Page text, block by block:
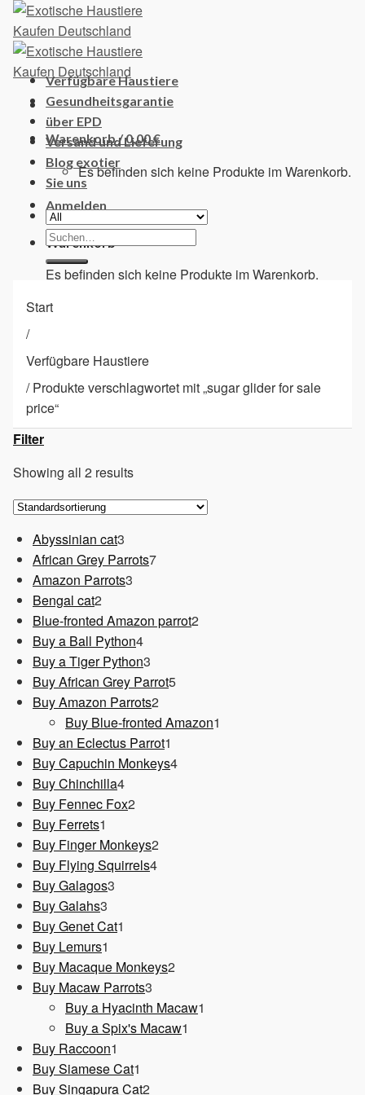
Skip
content
Warenkorb /0,00€
Es befinden sich keine Produkte im Warenkorb.
Anmelden
Warenkorb
Es befinden sich keine Produkte im Warenkorb.
Verfügbare Haustiere
Gesundheitsgarantie
über EPD
Versand und Lieferung
Blog exotier
Sie uns
Suchen
nach:
Start
/
Verfügbare Haustiere
/Produkte verschlagwortet mit „sugar glider for sale
price“
Filter
Showing all 2 results
Abyssinian cat3
Produkte
African Grey Parrots77
Amazon Parrots3
Bengal cat22
Produkte
Blue-fronted Amazon parrot22
Buy a Ball Python44
Produkte
Buy a Tiger Python3
Produkte
Buy African Grey Parrot55
Buy Amazon Parrots22
Produkte
Buy Blue-fronted Amazon1
Buy an Eclectus Parrot1
Produkt
Buy Capuchin Monkeys44
Buy Chinchilla44
Produkte
Buy Fennec Fox22
Buy Ferrets1
Produkt
Buy Finger Monkeys22
Buy Flying Squirrels44
Buy Galagos3
Buy Galahs3
Produkte
Buy Genet Cat1
Buy Lemurs1
Produkt
Buy Macaque Monkeys22
Buy Macaw Parrots3
Produkte
Buy a Hyacinth Macaw1
Buy a Spix's Macaw1
Buy Raccoon1
Produkt
Buy Siamese Cat1
Produkt
Buy Singapura Cat22